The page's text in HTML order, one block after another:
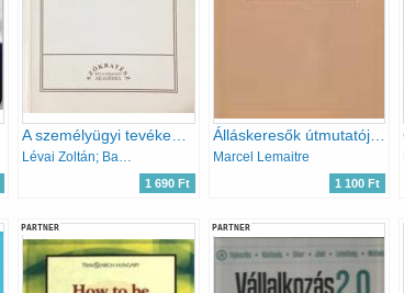
A személyügyi tevékenység gyakorlata
Lévai Zoltán; Bauer János
1 690 Ft
Álláskeresők útmutatója:Hogyan találjunk jó állást 30 napon belül
Marcel Lemaitre
1 100 Ft
PARTNER PARTNER